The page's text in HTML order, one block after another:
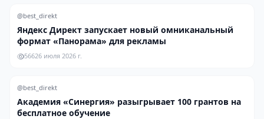
@best_direkt
Яндекс Директ запускает новый омниканальный
формат «Панорама» для рекламы
56626 июля 2026 г.
@best_direkt
Академия «Синергия» разыгрывает 100 грантов на
бесплатное обучение